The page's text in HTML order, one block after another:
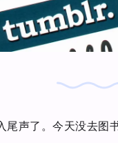
尾声了。今天没去图